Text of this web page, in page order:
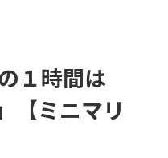
１時間は
【ミニマリ